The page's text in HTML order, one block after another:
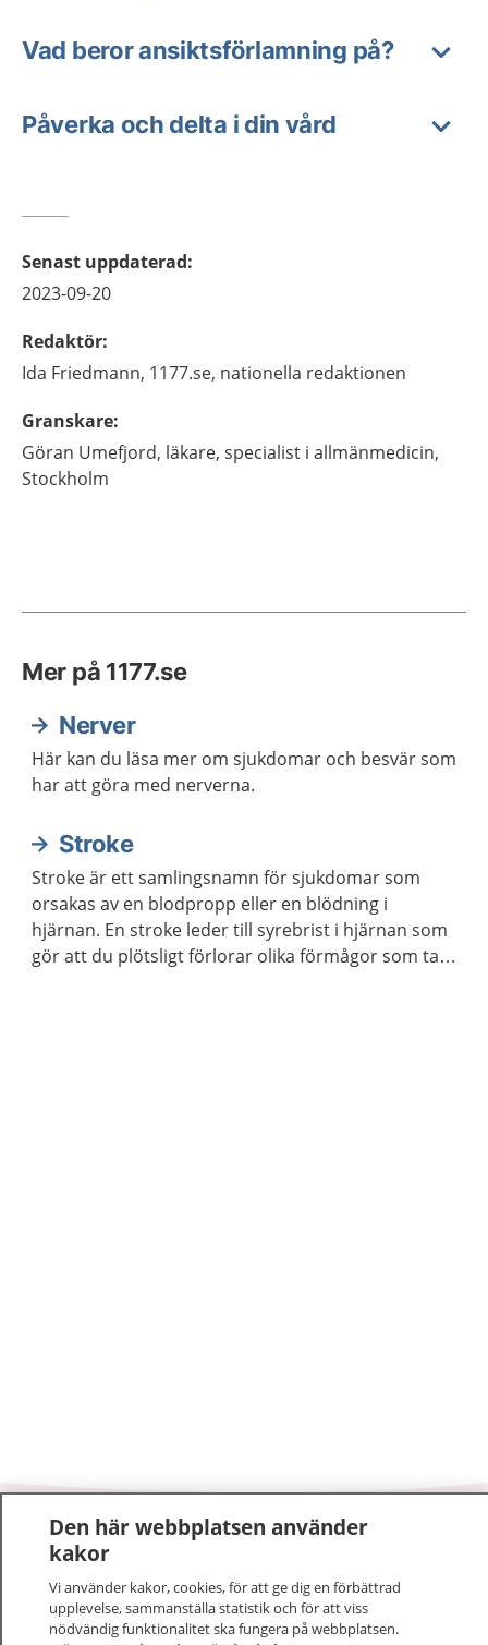
Vad beror ansiktsförlamning på?
Påverka och delta i din vård
Senast uppdaterad:
2023-09-20
Redaktör:
Ida Friedmann, 1177.se, nationella redaktionen
Granskare:
Göran Umefjord, läkare, specialist i allmänmedicin,
Stockholm
Mer på 1177.se
Nerver
Här kan du läsa mer om sjukdomar och besvär som
har att göra med nerverna.
Stroke
Stroke är ett samlingsnamn för sjukdomar som
orsakas av en blodpropp eller en blödning i
hjärnan. En stroke leder till syrebrist i hjärnan som
gör att du plötsligt förlorar olika förmågor som tal,
1177–tryggt om din hälsa och vård
På 1177.se får du råd om hälsa och information om
sjukdomar och vilka mottagningar du kan kontakta.
Den här webbplatsen använder
kakor
Vi använder kakor, cookies, för att ge dig en förbättrad
upplevelse, sammanställa statistik och för att viss
nödvändig funktionalitet ska fungera på webbplatsen.